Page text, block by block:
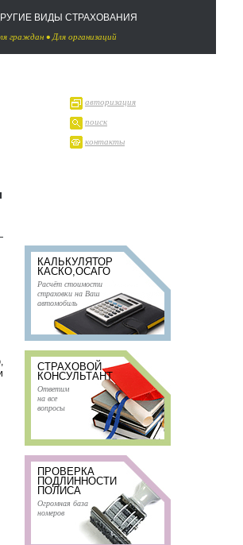
ВИДЫ СТРАХОВАНИЯ
граждан •Для организаций
авторизация
поиск
контакты
КАЛЬКУЛЯТОР
КАСКО,ОСАГО
Расчёт стоимости
страховки на Ваш
автомобиль
СТРАХОВОЙ
КОНСУЛЬТАНТ
Ответим
на все
вопросы
ПРОВЕРКА
ПОДЛИННОСТИ
ПОЛИСА
Огромная база
номеров